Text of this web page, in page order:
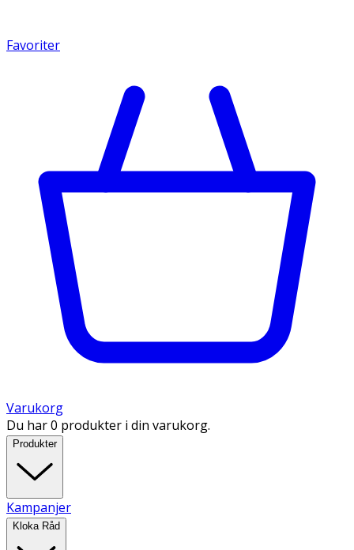
Favoriter
Varukorg
Du har 0 produkter i din varukorg.
Produkter
Kampanjer
Kloka Råd